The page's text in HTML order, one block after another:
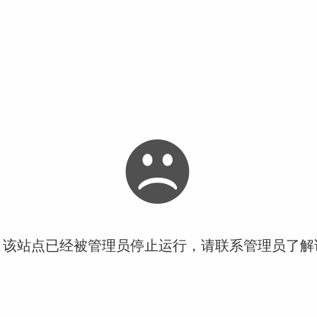
站点已经被管理员停止运行，请联系管理员了